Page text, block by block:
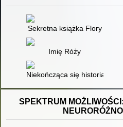
Sekretna książka Flory
Imię Róży
Niekończąca się historia
SPEKTRUM